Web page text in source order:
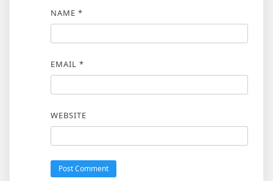
NAME *
EMAIL *
WEBSITE